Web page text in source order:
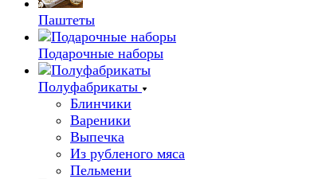
Паштеты
Подарочные наборы
Полуфабрикаты
Блинчики
Вареники
Выпечка
Из рубленого мяса
Пельмени